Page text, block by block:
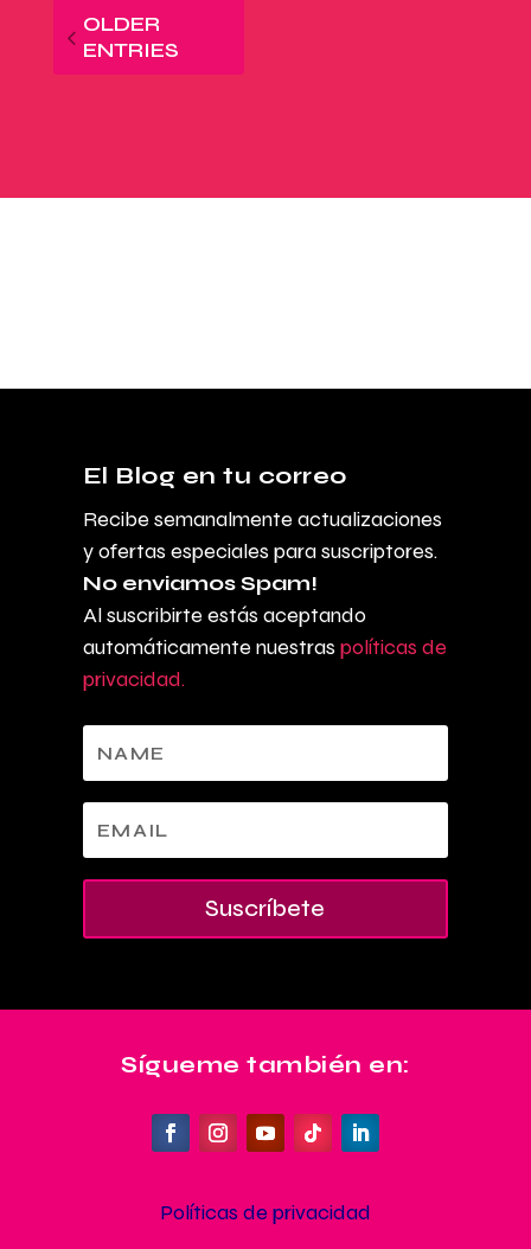
OLDER
ENTRIES
El Blog en tu correo
Recibe semanalmente actualizaciones
y ofertas especiales para suscriptores.
No enviamos Spam!
Al suscribirte estás aceptando
automáticamente nuestras políticas de
privacidad.
Suscríbete
Sígueme también en:
Políticas de privacidad